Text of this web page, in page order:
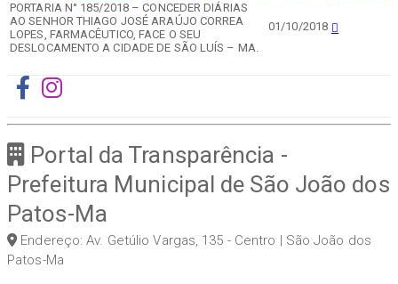
PORTARIA N° 185/2018 – CONCEDER DIÁRIAS
AO SENHOR THIAGO JOSÉ ARAÚJO CORREA
LOPES, FARMACÊUTICO, FACE O SEU
DESLOCAMENTO A CIDADE DE SÃO LUÍS – MA.
01/10/2018
Portal da Transparência -
Prefeitura Municipal de São João dos
Patos-Ma
Endereço: Av. Getúlio Vargas, 135 - Centro | São João dos
Patos-Ma